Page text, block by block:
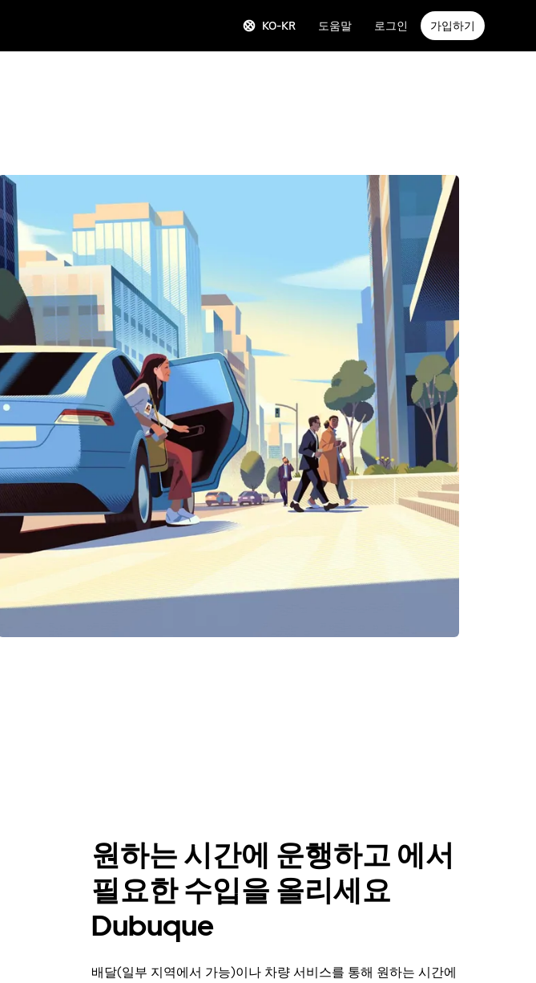
KO-KR 도움말 로그인 가입하기
원하는 시간에 운행하고 에서
필요한 수입을 올리세요
Dubuque
배달(일부 지역에서 가능)이나 차량 서비스를 통해 원하는 시간에